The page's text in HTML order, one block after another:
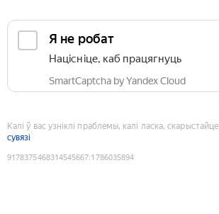
Я не робат
Націсніце, каб працягнуць
SmartCaptcha by Yandex Cloud
Калі ў вас узніклі праблемы, калі ласка, скарыстайце
сувязі
9178375468314545667:1786035894